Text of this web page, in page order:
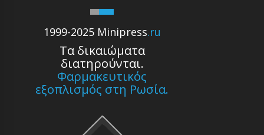
1999-2025 Minipress.ru
Τα δικαιώματα
διατηρούνται.
Φαρμακευτικός
εξοπλισμός στη Ρωσία.